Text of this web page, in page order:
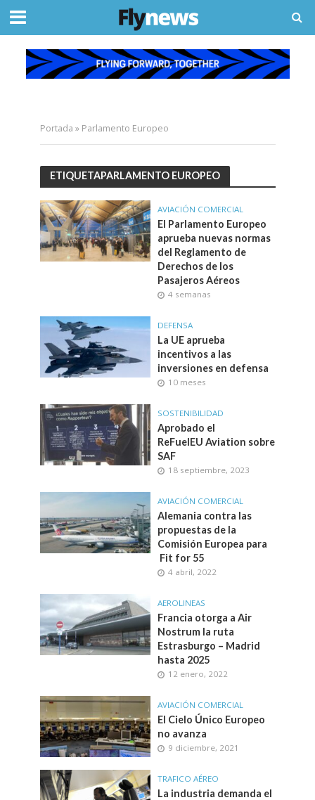
Portada » Parlamento Europeo
ETIQUETAPARLAMENTO EUROPEO
AVIACIÓN COMERCIAL
El Parlamento Europeo
aprueba nuevas normas
del Reglamento de
Derechos de los
Pasajeros Aéreos
4 semanas
DEFENSA
La UE aprueba
incentivos a las
inversiones en defensa
10 meses
SOSTENIBILIDAD
Aprobado el
ReFuelEU Aviation sobre
SAF
18 septiembre, 2023
AVIACIÓN COMERCIAL
Alemania contra las
propuestas de la
Comisión Europea para
Fit for 55
4 abril, 2022
AEROLINEAS
Francia otorga a Air
Nostrum la ruta
Estrasburgo – Madrid
hasta 2025
12 enero, 2022
AVIACIÓN COMERCIAL
El Cielo Único Europeo
no avanza
9 diciembre, 2021
TRAFICO AÉREO
La industria demanda el